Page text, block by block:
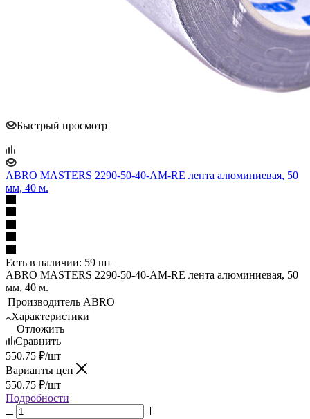
Быстрый просмотр
ABRO MASTERS 2290-50-40-AM-RE лента алюминиевая, 50
мм, 40 м.
Есть в наличии: 59 шт
ABRO MASTERS 2290-50-40-AM-RE лента алюминиевая, 50
мм, 40 м.
Производитель ABRO
Характеристики
Отложить
Сравнить
550.75 ₽/шт
Варианты цен
550.75 ₽/шт
Подробности